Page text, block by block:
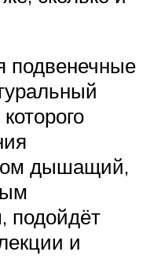
подвенечные
дышащий,
подойдёт
и